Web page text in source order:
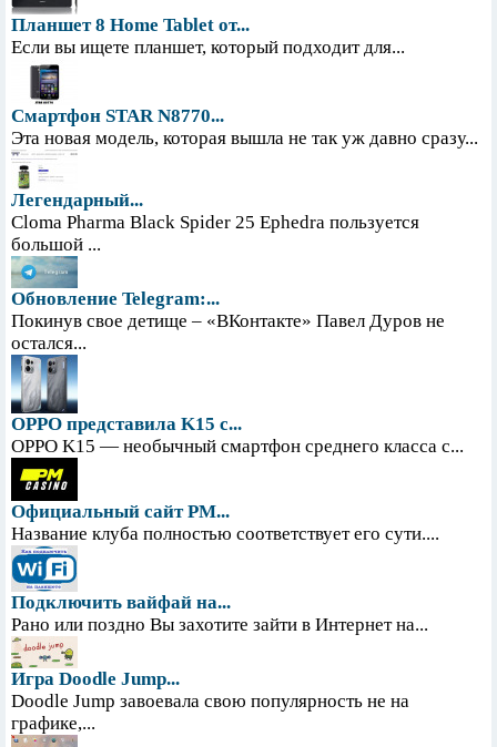
Планшет 8 Home Tablet от...
Если вы ищете планшет, который подходит для...
Смартфон STAR N8770...
Эта новая модель, которая вышла не так уж давно сразу...
Легендарный...
Cloma Pharma Black Spider 25 Ephedra пользуется
большой ...
Обновление Telegram:...
Покинув свое детище – «ВКонтакте» Павел Дуров не
остался...
OPPO представила K15 с...
OPPO K15 — необычный смартфон среднего класса с...
Официальный сайт PM...
Название клуба полностью соответствует его сути....
Подключить вайфай на...
Рано или поздно Вы захотите зайти в Интернет на...
Игра Doodle Jump...
Doodle Jump завоевала свою популярность не на
графике,...